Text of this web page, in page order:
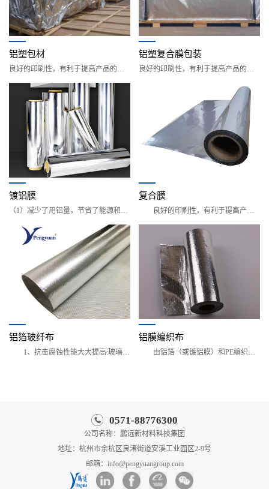
铝塑包材
良好的印刷性，有利于提高产品的档次;具有较好
铝塑复合膜包装
良好的印刷性，有利于提高产品的档次;具有较好
镀铝膜
（1）减少了用铝量，节省了能源和材料，降低了
复合膜
良好的印刷性，有利于提高产品的档次;具有
铝箔玻纤布
1、抗击腐蚀性能大大提高:玻璃纤维布铝箔
铝膜编织布
由铝箔（或镀铝膜）和PE编织布经特殊工艺
0571-88776300
公司名称：鹏远新材料科技集团
地址：杭州市余杭区良渚街道安溪工业园区2-9号
邮箱：info@pengyuangroup.com